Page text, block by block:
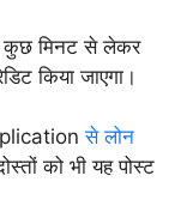
कुछ मिनट से लेकर
किया जाएगा।
से लोन
को भी यह पोस्ट